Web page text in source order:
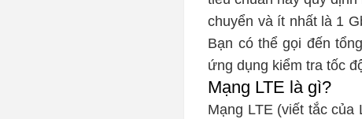
chuyển và ít nhất là 1
Bạn có thể gọi đến
ứng dụng kiểm tra tốc
Mạng LTE là gì?
Mạng LTE (viết tắc của